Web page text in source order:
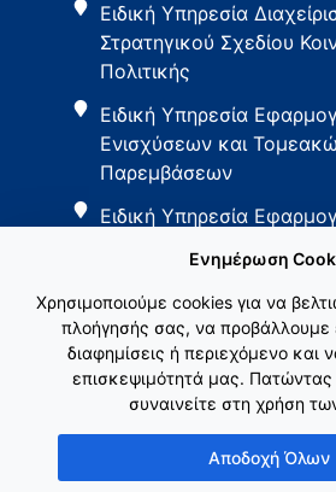
Ειδική Υπηρεσία
Στρατηγικού Σχεδίου
Πολιτικής
Ειδική Υπηρεσία
Ενισχύσεων και
Παρεμβάσεων
Ειδική Υπηρεσία
Εθνικό Δίκτυο
Ενημέρωση
Χρησιμοποιούμε cookies για να
πλοήγησής σας, να προβάλλουμε
διαφημίσεις ή περιεχόμενο και
επισκεψιμότητά μας. Πατώντας
συναινείτε στη χρήση
Αποδοχή Όλων